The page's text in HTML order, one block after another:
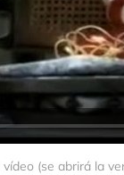
(se abrirá la